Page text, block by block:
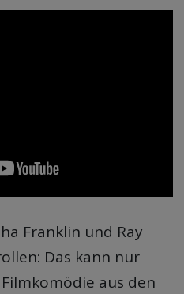
Franklin und Ray
Das kann nur
aus den